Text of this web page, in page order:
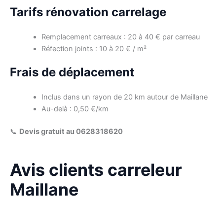
Tarifs rénovation carrelage
Remplacement carreaux : 20 à 40 € par carreau
Réfection joints : 10 à 20 € / m²
Frais de déplacement
Inclus dans un rayon de 20 km autour de Maillane
Au-delà : 0,50 €/km
📞 Devis gratuit au 0628318620
Avis clients carreleur
Maillane